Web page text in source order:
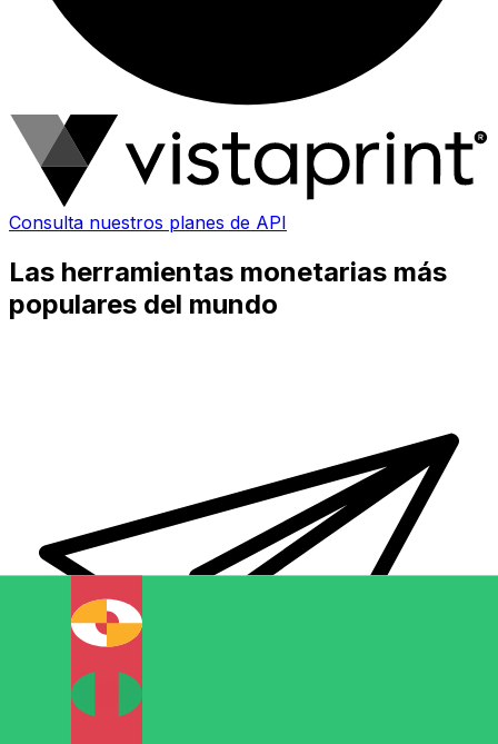
Consulta nuestros planes de API
Las herramientas monetarias más
populares del mundo